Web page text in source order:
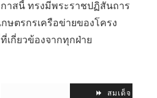
าสนี้ ทรงมีพระราชปฏิสันถาร
ษตรกรเครือข่ายของโครง
เกี่ยวข้องจากทุกฝ่าย
สมเด็จ